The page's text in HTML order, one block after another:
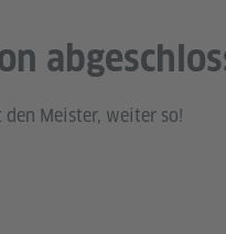
den Meister, weiter so!